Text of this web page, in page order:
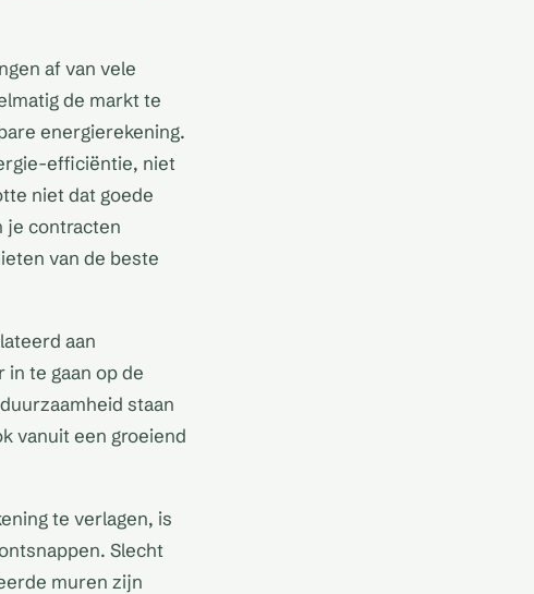
af van vele
de markt te
energierekening.
efficiëntie, niet
niet dat goede
je contracten
van de beste
aan
te gaan op de
staan
vanuit een groeiend
te verlagen, is
Slecht
muren zijn